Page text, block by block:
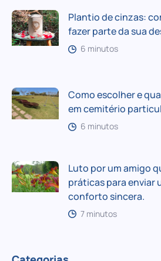
Plantio de cinzas:
fazer parte da sua
6 minutos
Como escolher e
em cemitério
6 minutos
Luto por um amigo
práticas para enviar
conforto sincera.
7 minutos